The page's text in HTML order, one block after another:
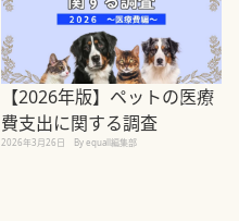
【2026年版】ペットの医療
費支出に関する調査
2026年3月26日 By equall編集部